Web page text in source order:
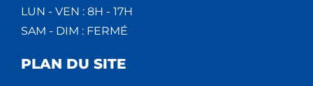
LUN - VEN : 8H - 17H
SAM - DIM : FERMÉ
PLAN DU SITE